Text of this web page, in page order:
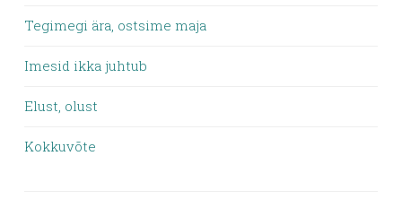
Tegimegi ära, ostsime maja
Imesid ikka juhtub
Elust, olust
Kokkuvõte